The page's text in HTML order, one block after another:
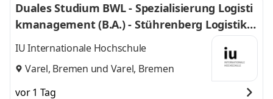
Duales Studium BWL - Spezialisierung Logisti
kmanagement (B.A.) - Stührenberg Logistik G
mbH
IU Internationale Hochschule
Varel, Bremen und Varel, Bremen
vor 1 Tag